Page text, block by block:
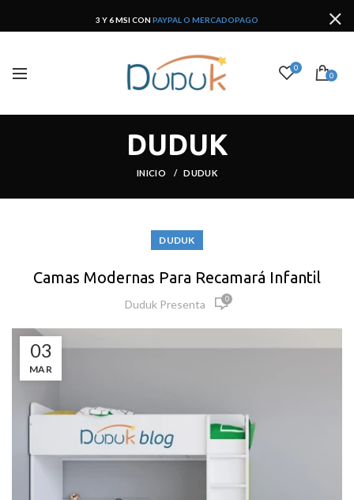
3 Y 6 MSI CON PAYPAL O MERCADOPAGO
0
0
DUDUK
INICIO DUDUK
DUDUK
Camas Modernas Para Recamará Infantil
Duduk Presenta 0
03
MAR